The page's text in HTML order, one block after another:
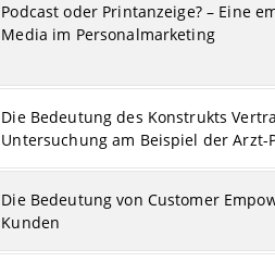
Podcast oder Printanzeige? – Eine
Media im Personalmarketing
Die Bedeutung des Konstrukts
Untersuchung am Beispiel der Arzt-
Die Bedeutung von Customer
Kunden